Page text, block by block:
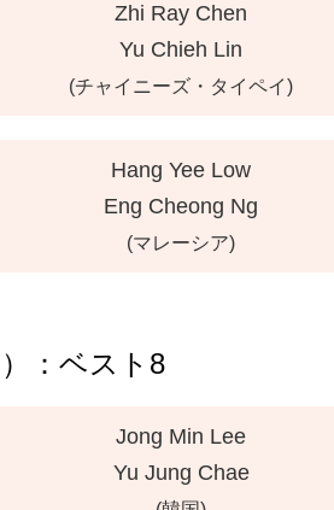
Zhi Ray Chen
Yu Chieh Lin
(チャイニーズ・タイペイ)
Hang Yee Low
Eng Cheong Ng
(マレーシア)
：ベスト8
Jong Min Lee
Yu Jung Chae